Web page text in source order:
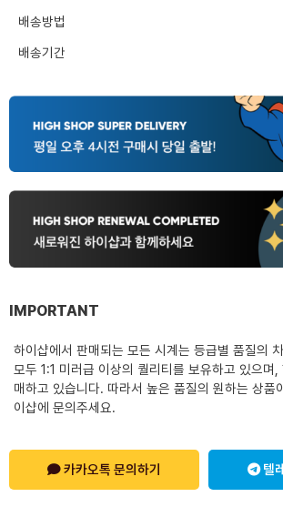
배송방법
배송기간
IMPORTANT
하이샵에서 판매되는 모든 시계는 등급별 품질의
모두 1:1 미러급 이상의 퀄리티를 보유하고 있으며
매하고 있습니다. 따라서 높은 품질의 원하는 상품
이샵에 문의주세요.
카카오톡 문의하기 텔